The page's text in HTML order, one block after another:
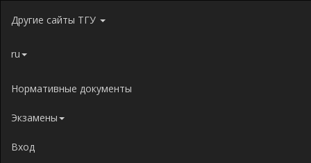
Другие сайты ТГУ
ru
Нормативные документы
Экзамены
Вход